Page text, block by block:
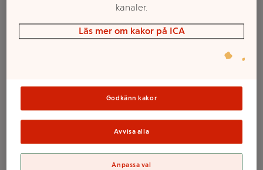
Kaviar orginal
250g KRAV Kalles
Varumärke
Produktinformation
kanaler.
Läs mer om kakor på ICA
Godkänn kakor
Avvisa alla
Anpassa val